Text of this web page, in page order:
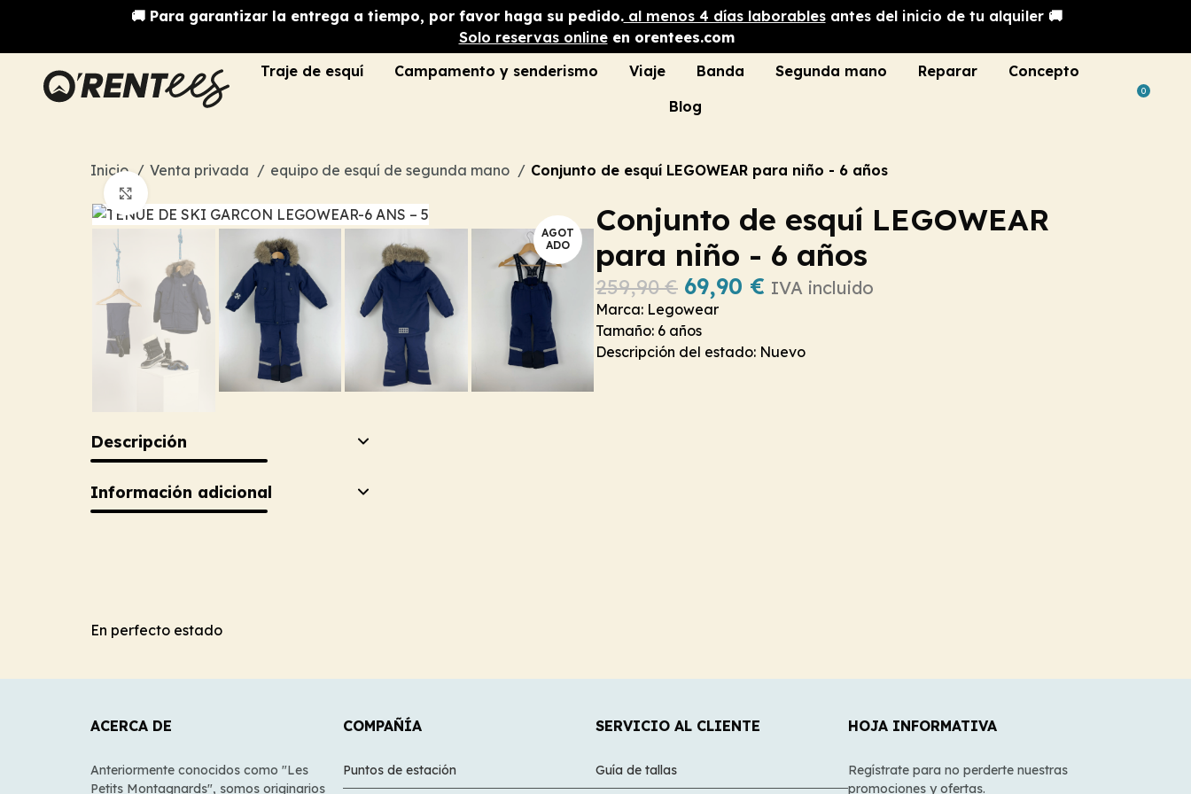
🚚 Para garantizar la entrega a tiempo, por favor haga su pedido.al menos 4 días laborablesantes del inicio de tu alquiler 🚚
Solo reservas onlineen orentees.com
Traje de esquí
Campamento y senderismo Viaje Banda Segunda mano Reparar
Concepto
Blog
0
Inicio Venta privada equipo de esquí de segunda mano Conjunto de esquí LEGOWEAR para niño - 6 años
AGOT
ADO
Descripción
Información adicional
Conjunto de esquí LEGOWEAR
para niño - 6 años
259,90€ 69,90 € IVA incluido
Marca: Legowear
Tamaño: 6 años
Descripción del estado: Nuevo
En perfecto estado
ACERCA DE
Anteriormente conocidos como "Les
Petits Montagnards", somos originarios
COMPAÑÍA
Puntos de estación
SERVICIO AL CLIENTE
Guía de tallas
HOJA INFORMATIVA
Regístrate para no perderte nuestras
promociones y ofertas.